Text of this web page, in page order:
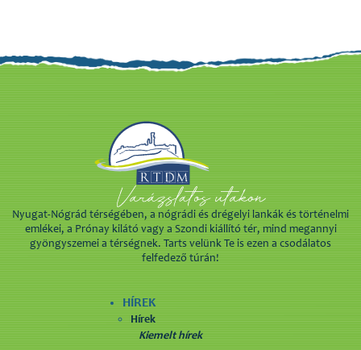
Nyugat-Nógrád térségében, a nógrádi és drégelyi lankák és történelmi
emlékei, a Prónay kilátó vagy a Szondi kiállító tér, mind megannyi
gyöngyszemei a térségnek. Tarts velünk Te is ezen a csodálatos
felfedező túrán!
HÍREK
Hírek
Kiemelt hírek